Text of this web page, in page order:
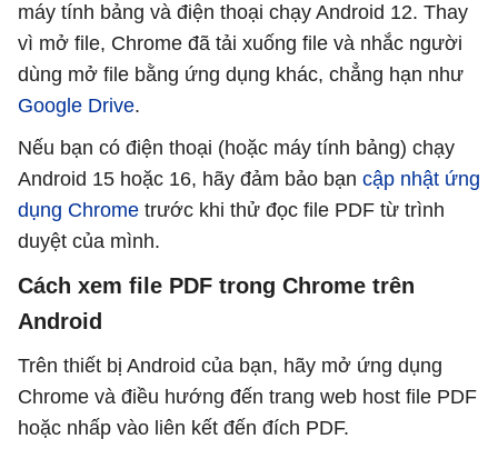
máy tính bảng và điện thoại chạy Android 12. Thay
vì mở file, Chrome đã tải xuống file và nhắc người
dùng mở file bằng ứng dụng khác, chẳng hạn như
Google Drive.
Nếu bạn có điện thoại (hoặc máy tính bảng) chạy
Android 15 hoặc 16, hãy đảm bảo bạn cập nhật ứng
dụng Chrome trước khi thử đọc file PDF từ trình
duyệt của mình.
Cách xem file PDF trong Chrome trên
Android
Trên thiết bị Android của bạn, hãy mở ứng dụng
Chrome và điều hướng đến trang web host file PDF
hoặc nhấp vào liên kết đến đích PDF.